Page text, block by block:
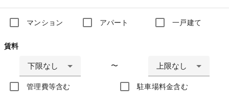
マンション アパート 一戸建て
賃料
下限なし 〜 上限なし
管理費等含む 駐車場料金含む